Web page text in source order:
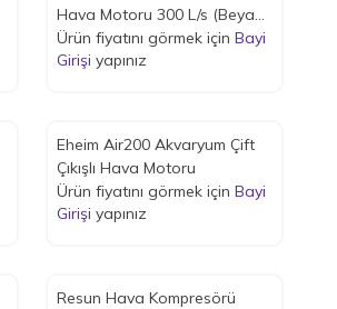
Hava Motoru 300 L/s (Beyaz)
4,5 W
Ürün fiyatını görmek için Bayi
Girişi yapınız
Eheim Air200 Akvaryum Çift
Çıkışlı Hava Motoru
Ürün fiyatını görmek için Bayi
Girişi yapınız
Resun Hava Kompresörü